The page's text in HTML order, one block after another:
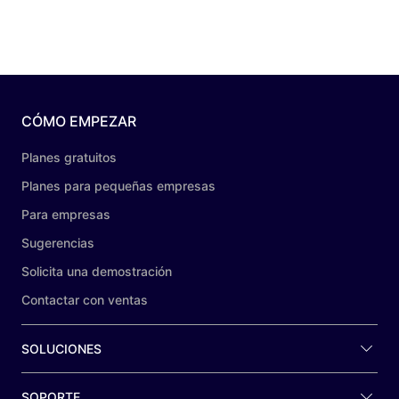
CÓMO EMPEZAR
Planes gratuitos
Planes para pequeñas empresas
Para empresas
Sugerencias
Solicita una demostración
Contactar con ventas
SOLUCIONES